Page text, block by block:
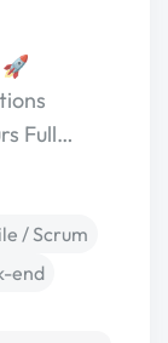
🚀
Full…
/ Scrum
end